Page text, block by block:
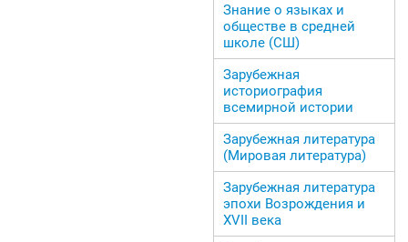
Знание о языках и
обществе в средней
школе (СШ)
Зарубежная
историография
всемирной истории
Зарубежная литература
(Мировая литература)
Зарубежная литература
эпохи Возрождения и
ХVII века